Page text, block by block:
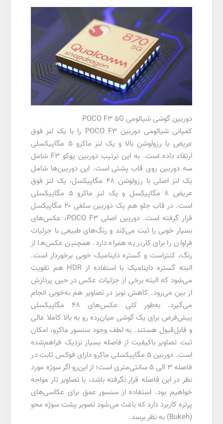
دوربین گوشی شیائومی POCO F3 5G
کمپانی شیائومی دوربین POCO F3 را با یک لنز فوق
عریض با رزولوشن بالا و یک لنز ماکرو ۵ مگاپیکسلی
ارتقاء داده است. به این ترتیب دوربین پوکو F3 شامل
سه دوربین روی قاب پشتی است. این دوربین‌ها شامل
یک لنز اصلی با رزولوشن ۴۸ مگاپیکسل، یک لنز فوق
عریض ۸ مگاپیکسل و یک لنز ماکرو ۵ مگاپیکسلی
است. در قاب جلو هم یک دوربین سلفی ۲۰ مگاپیکسل
قرار گرفته است. دوربین اصلی POCO F3، عکس‌های
بسیار خوبی را ثبت می‌کند و رنگ‌های طبیعی با جزئیات
فراوان را برای کاربر به همراه دارد. همچنین عکس‌ها از
رنگ، کنتراست و گستره داینامیک خوبی برخوردار است.
البته گستره داینامیک با استفاده از HDR هم تقویت
می‌شود که البته برخی از جزئیات عکس در حین پردازش
از بین می‌رود. کاهش نویز در تصاویر هم به‌خوبی انجام
می‌گیرد. به‌طور کلی عکس‌های ۴۸ مگاپیکسلی
پیش‌فرض برای یک گوشی میان‌رده رو به بالا کاملا عالی
و قابل‌قبول هستند. به لطف وجود سنسور ماکرو، امکان
ثبت تصاویر باکیفیت از فاصله بسیار نزدیک فراهم‌شده
است. دوربین ۵ مگاپیکسلی ماکرو دارای فوکس ثابت در
فاصله ۳ الی ۵ سانتی‌متری است؛ از این‌رو اگر سوژه مورد
نظر در این فاصله قرار نگرفته باشد، با تصاویر تار مواجه
خواهیم بود. استفاده از سنسور عمق برای عکاسی‎‌های
پرتره کاربرد دارد که باعث می‌‎شود تصویر پشت سوژه محو
(Bukeh) به نظر برسد.